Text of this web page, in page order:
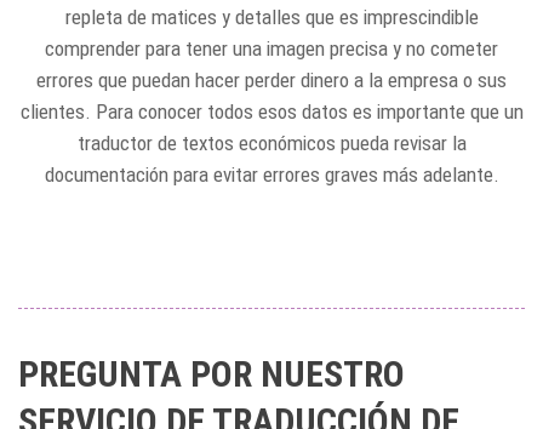
repleta de matices y detalles que es imprescindible
comprender para tener una imagen precisa y no cometer
errores que puedan hacer perder dinero a la empresa o sus
clientes. Para conocer todos esos datos es importante que un
traductor de textos económicos pueda revisar la
documentación para evitar errores graves más adelante.
PREGUNTA POR NUESTRO